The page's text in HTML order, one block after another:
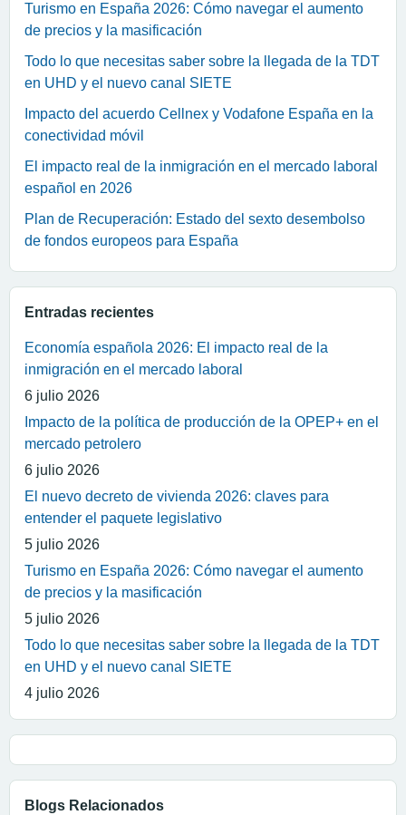
Turismo en España 2026: Cómo navegar el aumento
de precios y la masificación
Todo lo que necesitas saber sobre la llegada de la TDT
en UHD y el nuevo canal SIETE
Impacto del acuerdo Cellnex y Vodafone España en la
conectividad móvil
El impacto real de la inmigración en el mercado laboral
español en 2026
Plan de Recuperación: Estado del sexto desembolso
de fondos europeos para España
Entradas recientes
Economía española 2026: El impacto real de la
inmigración en el mercado laboral
6 julio 2026
Impacto de la política de producción de la OPEP+ en el
mercado petrolero
6 julio 2026
El nuevo decreto de vivienda 2026: claves para
entender el paquete legislativo
5 julio 2026
Turismo en España 2026: Cómo navegar el aumento
de precios y la masificación
5 julio 2026
Todo lo que necesitas saber sobre la llegada de la TDT
en UHD y el nuevo canal SIETE
4 julio 2026
Blogs Relacionados